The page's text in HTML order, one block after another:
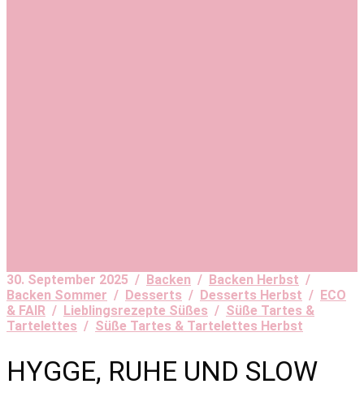
30. September 2025 / Backen / Backen Herbst /
Backen Sommer / Desserts / Desserts Herbst / ECO
& FAIR / Lieblingsrezepte Süßes / Süße Tartes &
Tartelettes / Süße Tartes & Tartelettes Herbst
HYGGE, RUHE UND SLOW